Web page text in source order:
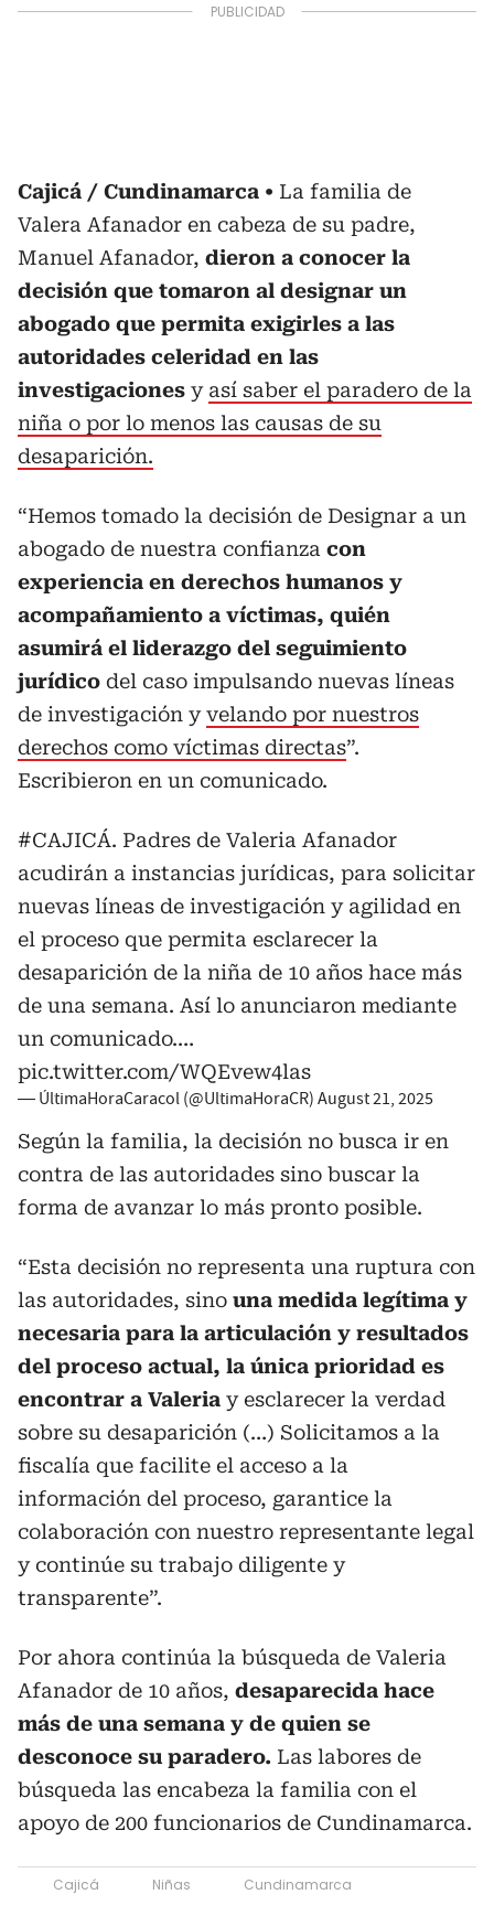
Cajicá / Cundinamarca
La familia de
Valera Afanador en cabeza de su padre,
Manuel Afanador, dieron a conocer la
decisión que tomaron al designar un
abogado que permita exigirles a las
autoridades celeridad en las
investigaciones y así saber el paradero de la
niña o por lo menos las causas de su
desaparición.
“Hemos tomado la decisión de Designar a un
abogado de nuestra confianza con
experiencia en derechos humanos y
acompañamiento a víctimas, quién
asumirá el liderazgo del seguimiento
jurídico del caso impulsando nuevas líneas
de investigación yvelando por nuestros
derechos como víctimas directas”.
Escribieron en un comunicado.
#CAJICÁ. Padres de Valeria Afanador
acudirán a instancias jurídicas, para solicitar
nuevas líneas de investigación y agilidad en
el proceso que permita esclarecer la
desaparición de la niña de 10 años hace más
de una semana. Así lo anunciaron mediante
un comunicado.…
pic.twitter.com/WQEvew4las
— ÚltimaHoraCaracol (@UltimaHoraCR) August 21, 2025
Según la familia, la decisión no busca ir en
contra de las autoridades sino buscar la
forma de avanzar lo más pronto posible.
“Esta decisión no representa una ruptura con
las autoridades, sino una medida legítima y
necesaria para la articulación y resultados
del proceso actual, la única prioridad es
encontrar a Valeria y esclarecer la verdad
sobre su desaparición (…) Solicitamos a la
fiscalía que facilite el acceso a la
información del proceso, garantice la
colaboración con nuestro representante legal
y continúe su trabajo diligente y
transparente”.
Por ahora continúa la búsqueda de Valeria
Afanador de 10 años, desaparecida hace
más de una semana y de quien se
desconoce su paradero. Las labores de
búsqueda las encabeza la familia con el
apoyo de 200 funcionarios de Cundinamarca.
Cajicá Niñas Cundinamarca